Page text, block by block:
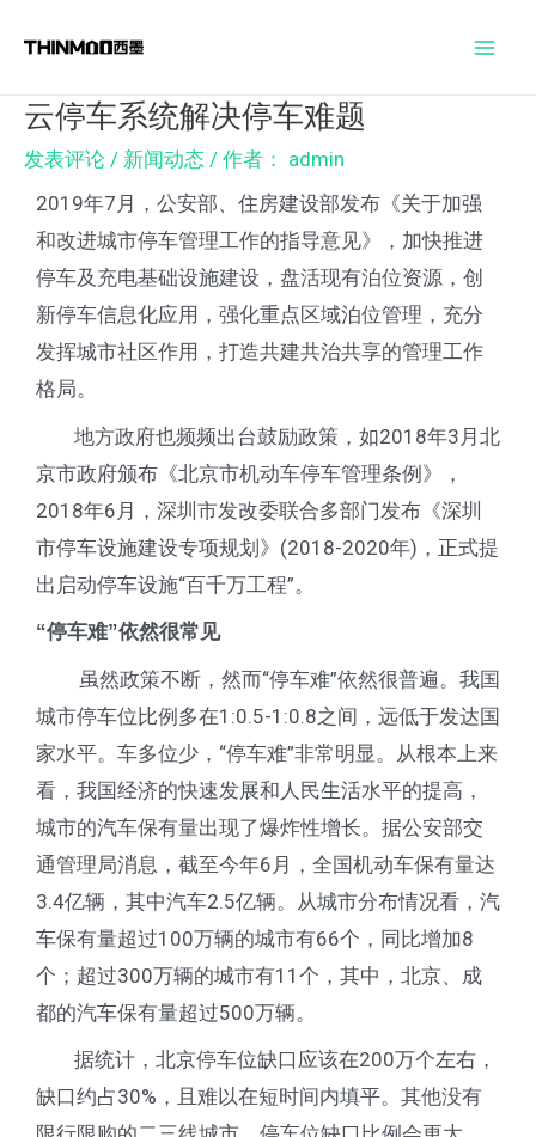
云停车系统解决停车难题
发表评论 / 新闻动态 / 作者： admin
2019年7月，公安部、住房建设部发布《关于加强
和改进城市停车管理工作的指导意见》，加快推进
停车及充电基础设施建设，盘活现有泊位资源，创
新停车信息化应用，强化重点区域泊位管理，充分
发挥城市社区作用，打造共建共治共享的管理工作
格局。
地方政府也频频出台鼓励政策，如2018年3月北
京市政府颁布《北京市机动车停车管理条例》，
2018年6月，深圳市发改委联合多部门发布《深圳
市停车设施建设专项规划》(2018-2020年)，正式提
出启动停车设施“百千万工程”。
“停车难”依然很常见
虽然政策不断，然而“停车难”依然很普遍。我国
城市停车位比例多在1:0.5-1:0.8之间，远低于发达国
家水平。车多位少，“停车难”非常明显。从根本上来
看，我国经济的快速发展和人民生活水平的提高，
城市的汽车保有量出现了爆炸性增长。据公安部交
通管理局消息，截至今年6月，全国机动车保有量达
3.4亿辆，其中汽车2.5亿辆。从城市分布情况看，汽
车保有量超过100万辆的城市有66个，同比增加8
个；超过300万辆的城市有11个，其中，北京、成
都的汽车保有量超过500万辆。
据统计，北京停车位缺口应该在200万个左右，
缺口约占30%，且难以在短时间内填平。其他没有
navigation